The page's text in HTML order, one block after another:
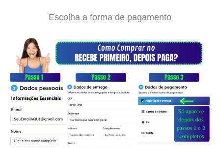
Escolha a forma de pagamento